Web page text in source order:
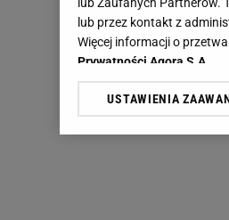
lub przez kontakt z
Więcej informacji o
Prywatności Agora S.A.
Klikając „Akceptuję”
Zaufanych Partnerów i
USTAWIENIA